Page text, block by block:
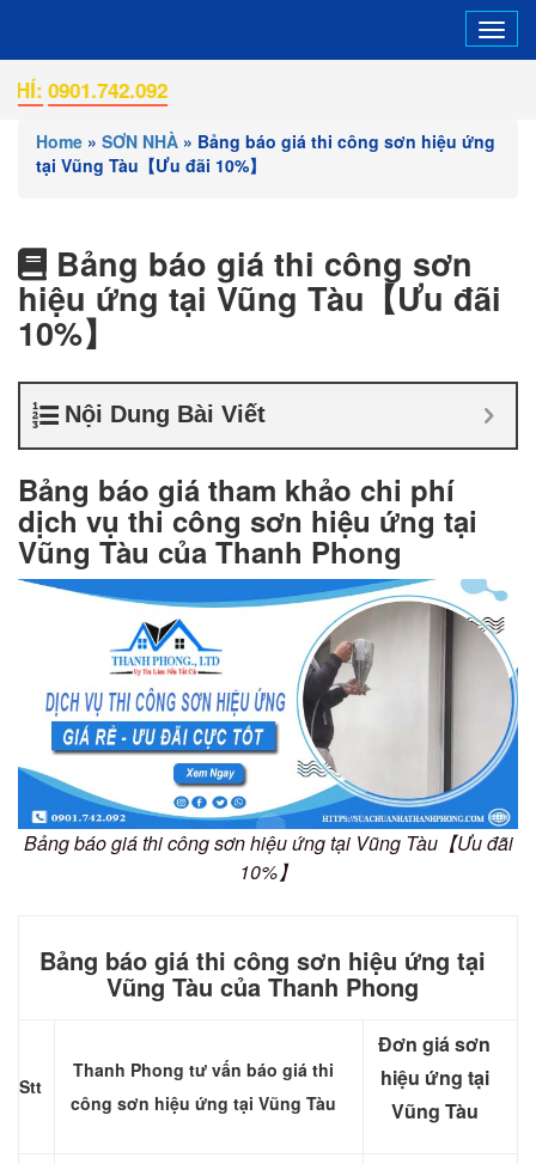
Home » SƠN NHÀ » Bảng báo giá thi công sơn hiệu ứng
tại Vũng Tàu【Ưu đãi 10%】
Bảng báo giá thi công sơn
hiệu ứng tại Vũng Tàu【Ưu đãi
10%】
Nội Dung Bài Viết
Bảng báo giá tham khảo chi phí
dịch vụ thi công sơn hiệu ứng tại
Vũng Tàu của Thanh Phong
Bảng báo giá thi công sơn hiệu ứng tại Vũng Tàu【Ưu đãi
10%】
Bảng báo giá thi công sơn hiệu ứng tại
Vũng Tàu của Thanh Phong
Stt
Thanh Phong tư vấn báo giá thi
công sơn hiệu ứng tại Vũng Tàu
Đơn giá sơn
hiệu ứng tại
Vũng Tàu